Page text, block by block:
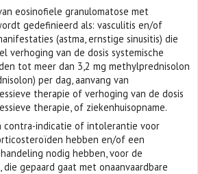
eosinofiele granulomatose met
gedefinieerd als: vasculitis en/of
(astma, ernstige sinusitis) die
verhoging van de dosis systemische
tot meer dan 3,2 mg methylprednisolon
per dag, aanvang van
therapie of verhoging van de dosis
therapie, of ziekenhuisopname.
contra-indicatie of intolerantie voor
hebben en/of een
nodig hebben, voor de
gepaard gaat met onaanvaardbare